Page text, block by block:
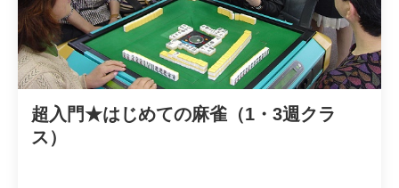
超入門★はじめての麻雀（1・3週クラ
ス）